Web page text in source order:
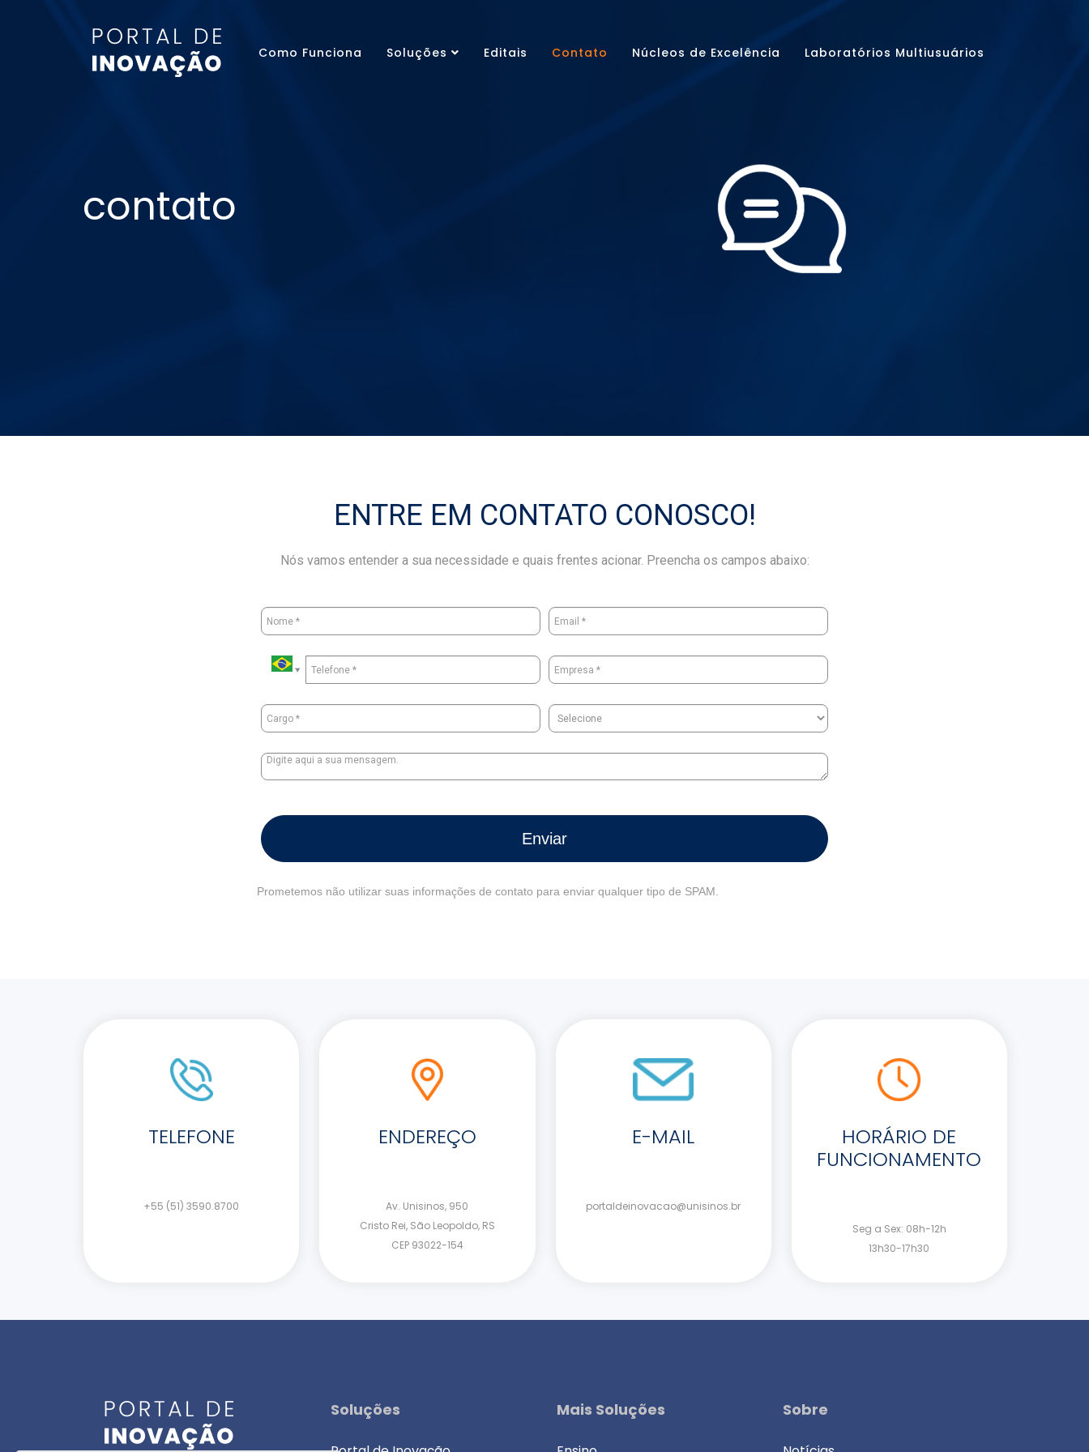
Como Funciona Soluções Editais Contato Núcleos de Excelência Laboratórios Multiusuários
contato
ENTRE EM CONTATO CONOSCO!
Nós vamos entender a sua necessidade e quais frentes acionar. Preencha os campos abaixo:
Enviar
Prometemos não utilizar suas informações de contato para enviar qualquer tipo de SPAM.
TELEFONE
+55 (51) 3590.8700
ENDEREÇO
Av. Unisinos, 950
Cristo Rei, São Leopoldo, RS
CEP 93022-154
E-MAIL
portaldeinovacao@unisinos.br
HORÁRIO DE
FUNCIONAMENTO
Seg a Sex: 08h-12h
13h30-17h30
Soluções Mais Soluções Sobre